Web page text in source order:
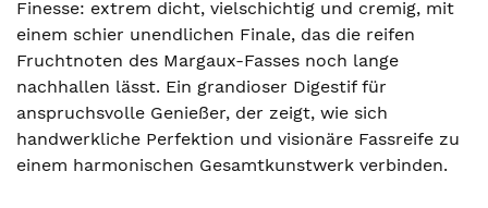
Finesse: extrem dicht, vielschichtig und cremig, mit
einem schier unendlichen Finale, das die reifen
Fruchtnoten des Margaux-Fasses noch lange
nachhallen lässt. Ein grandioser Digestif für
anspruchsvolle Genießer, der zeigt, wie sich
handwerkliche Perfektion und visionäre Fassreife zu
einem harmonischen Gesamtkunstwerk verbinden.